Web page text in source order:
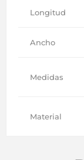
Longitud
Ancho
Medidas
Material